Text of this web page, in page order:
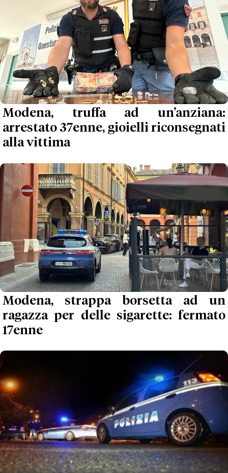
Modena, truffa ad un’anziana:
arrestato 37enne, gioielli riconsegnati
alla vittima
Modena, strappa borsetta ad un
ragazza per delle sigarette: fermato
17enne